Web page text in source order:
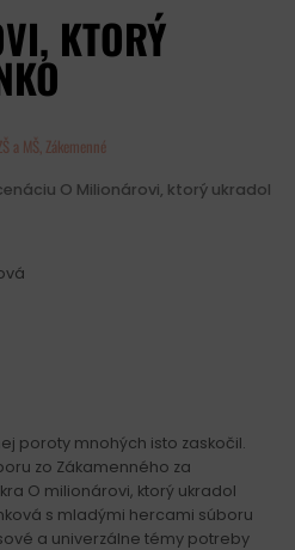
KTORÝ
a MŠ, Zákemenné
O Milionárovi, ktorý ukradol
poroty mnohých isto zaskočil.
zo Zákamenného za
O milionárovi, ktorý ukradol
s mladými hercami súboru
a univerzálne témy potreby